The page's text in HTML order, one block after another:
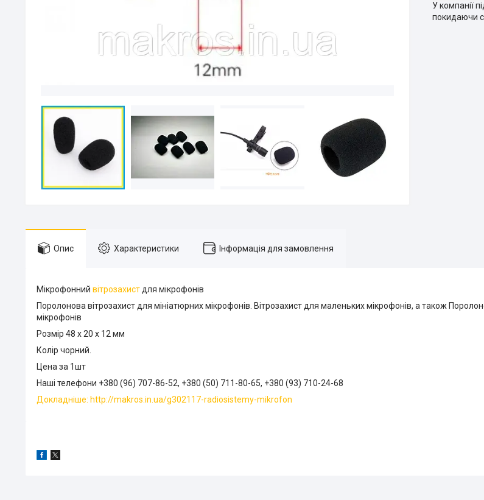
У компанії
покидаючи
Опис Характеристики Інформація для замовлення
Мікрофонний вітрозахист для мікрофонів
Поролонова вітрозахист для мініатюрних мікрофонів. Вітрозахист для маленьких мікрофонів, а також
мікрофонів
Розмір 48 х 20 х 12 мм
Колір чорний.
Цена за 1шт
Наші телефони +380 (96) 707-86-52, +380 (50) 711-80-65, +380 (93) 710-24-68
Докладніше: http://makros.in.ua/g302117-radiosistemy-mikrofon